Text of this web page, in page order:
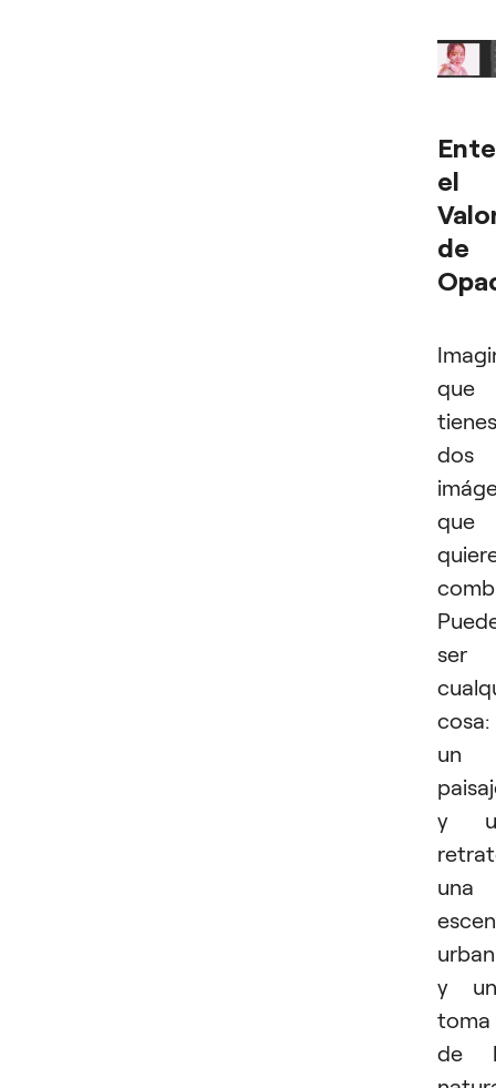
el
de
que
tienes
dos
que
ser
cosa:
un
y
una
y
toma
de